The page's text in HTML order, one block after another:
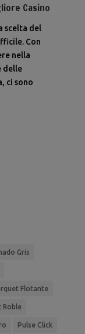
Casino
scelta del
Con
nella
delle
ci sono
Gris
Flotante
Roble
Pulse Click